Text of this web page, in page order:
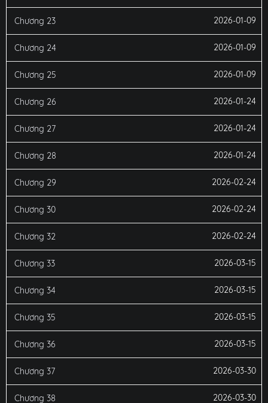
Chương 23 2026-01-09
Chương 24 2026-01-09
Chương 25 2026-01-09
Chương 26 2026-01-24
Chương 27 2026-01-24
Chương 28 2026-01-24
Chương 29 2026-02-24
Chương 30 2026-02-24
Chương 32 2026-02-24
Chương 33 2026-03-15
Chương 34 2026-03-15
Chương 35 2026-03-15
Chương 36 2026-03-15
Chương 37 2026-03-30
Chương 38 2026-03-30